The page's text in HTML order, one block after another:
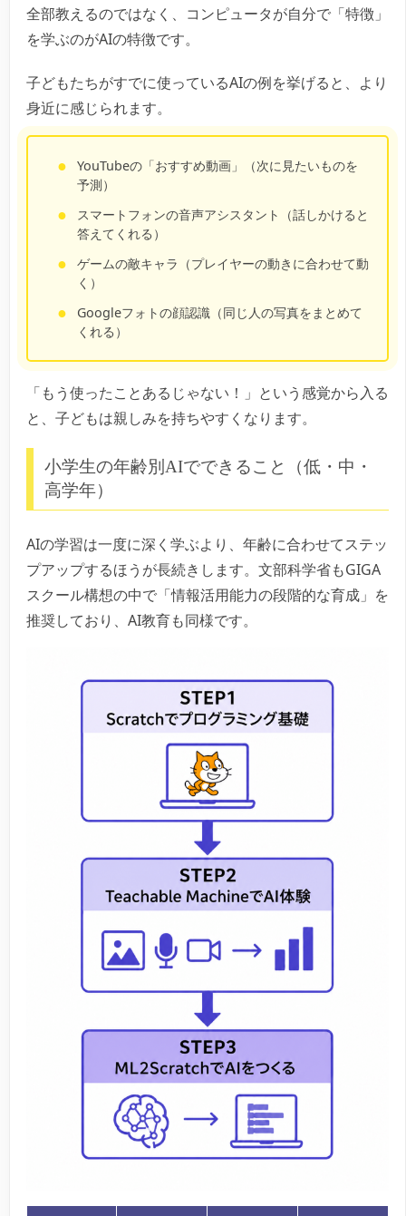
全部教えるのではなく、コンピュータが自分で「特徴」
を学ぶのがAIの特徴です。
子どもたちがすでに使っているAIの例を挙げると、より
身近に感じられます。
YouTubeの「おすすめ動画」（次に見たいものを
予測）
スマートフォンの音声アシスタント（話しかけると
答えてくれる）
ゲームの敵キャラ（プレイヤーの動きに合わせて動
く）
Googleフォトの顔認識（同じ人の写真をまとめて
くれる）
「もう使ったことあるじゃない！」という感覚から入る
と、子どもは親しみを持ちやすくなります。
小学生の年齢別AIでできること（低・中・
高学年）
AIの学習は一度に深く学ぶより、年齢に合わせてステッ
プアップするほうが長続きします。文部科学省もGIGA
スクール構想の中で「情報活用能力の段階的な育成」を
推奨しており、AI教育も同様です。